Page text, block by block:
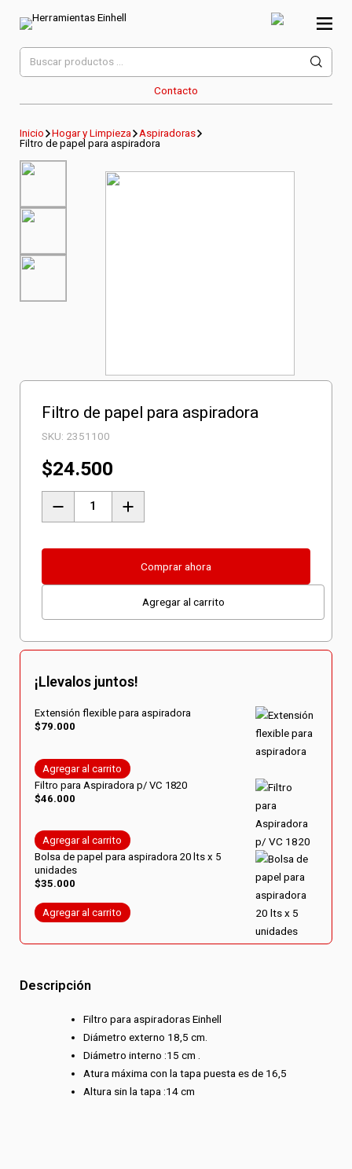
Herramientas Einhell
Distribuidor Oficial
Contacto
Buscar
por:
Inicio Hogar y Limpieza
Aspiradoras
Filtro de papel para aspiradora
Filtro de papel para aspiradora
SKU: 2351100
$24.500
de
aspiradora
Comprar ahora
Agregar al carrito
¡Llevalos juntos!
Extensión flexible para aspiradora
$79.000
Agregar al carrito
Filtro para Aspiradora p/ VC 1820
$46.000
Agregar al carrito
Bolsa de papel para aspiradora 20 lts x 5
unidades
$35.000
Agregar al carrito
Descripción
Filtro para aspiradoras Einhell
Diámetro externo 18,5 cm.
Diámetro interno :15 cm .
Atura máxima con la tapa puesta es de 16,5
Altura sin la tapa :14 cm